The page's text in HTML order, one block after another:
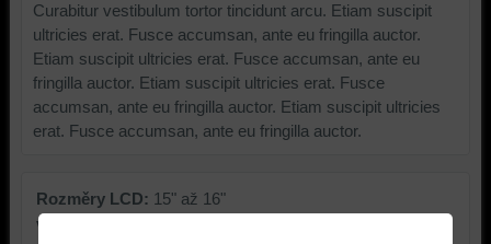
Curabitur vestibulum tortor tincidunt arcu. Etiam suscipit
ultricies erat. Fusce accumsan, ante eu fringilla auctor.
Etiam suscipit ultricies erat. Fusce accumsan, ante eu
fringilla auctor. Etiam suscipit ultricies erat. Fusce
accumsan, ante eu fringilla auctor. Etiam suscipit ultricies
erat. Fusce accumsan, ante eu fringilla auctor.
Rozměry LCD: 15" až 16"
VGA: